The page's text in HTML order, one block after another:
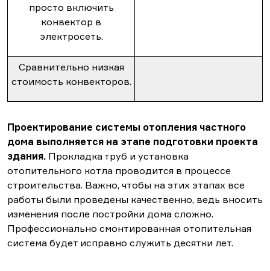
просто включить
конвектор в
электросеть.
Сравнительно низкая
стоимость конвекторов.
Проектирование системы отопления частного
дома выполняется на этапе подготовки проекта
здания. Прокладка труб и установка
отопительного котла проводится в процессе
строительства. Важно, чтобы на этих этапах все
работы были проведены качественно, ведь вносить
изменения после постройки дома сложно.
Профессионально смонтированная отопительная
система будет исправно служить десятки лет.